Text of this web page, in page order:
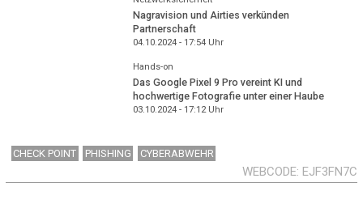
Nagravision und Airties verkünden
Partnerschaft
04.10.2024 - 17:54Uhr
Hands-on
Das Google Pixel 9 Pro vereint KI und
hochwertige Fotografie unter einer Haube
03.10.2024 - 17:12Uhr
CHECK POINT PHISHING CYBERABWEHR
WEBCODE EJF3FN7C